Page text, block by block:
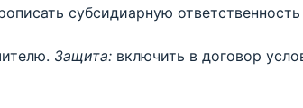
субсидиарную
Защита: включить в договор